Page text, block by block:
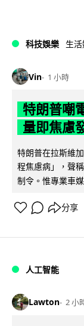
科技娛樂 生
Vin 1 小時
特朗普嘲
量即焦慮
特朗普在拉斯維
程焦慮病」，聲
制令。惟專業車
分享
人工智能
Lawton 2 小